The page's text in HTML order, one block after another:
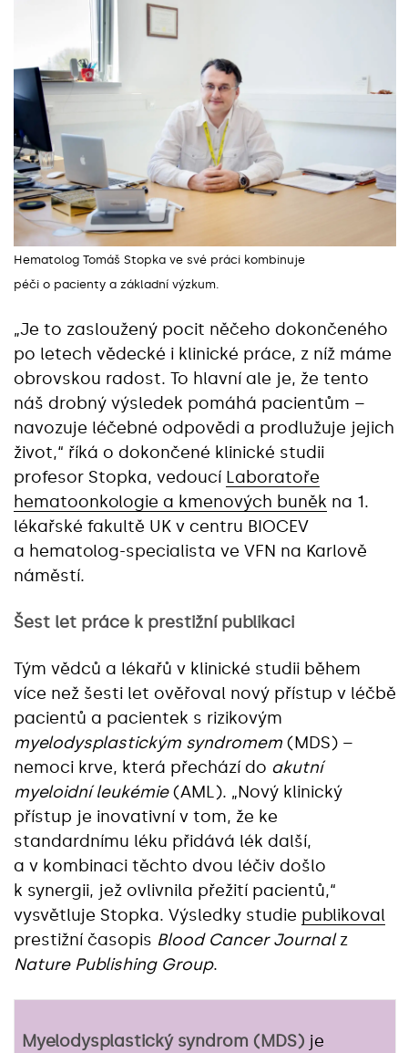
Hematolog Tomáš Stopka ve své práci kombinuje
péči o pacienty a základní výzkum.
„Je to zasloužený pocit něčeho dokončeného
po letech vědecké i klinické práce, z níž máme
obrovskou radost. To hlavní ale je, že tento
náš drobný výsledek pomáhá pacientům –
navozuje léčebné odpovědi a prodlužuje jejich
život,“ říká o dokončené klinické studii
profesor Stopka, vedoucí Laboratoře
hematoonkologie a kmenových buněk na 1.
lékařské fakultě UK v centru BIOCEV
a hematolog-specialista ve VFN na Karlově
náměstí.
Šest let práce k prestižní publikaci
Tým vědců a lékařů v klinické studii během
více než šesti let ověřoval nový přístup v léčbě
pacientů a pacientek s rizikovým
myelodysplastickým syndromem (MDS) –
nemoci krve, která přechází do akutní
myeloidní leukémie(AML). „Nový klinický
přístup je inovativní v tom, že ke
standardnímu léku přidává lék další,
a v kombinaci těchto dvou léčiv došlo
k synergii, jež ovlivnila přežití pacientů,“
vysvětluje Stopka. ‎Výsledky studie publikoval
prestižní časopis Blood Cancer Journalz
Nature Publishing Group.
Myelodysplastický syndrom (MDS) je